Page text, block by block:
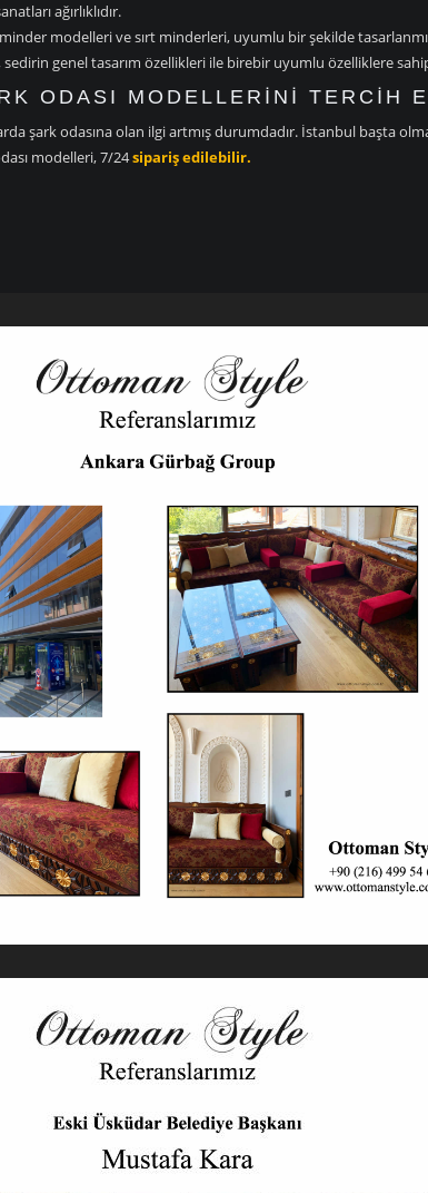
ağırlıklıdır.
minder modelleri ve sırt minderleri, uyumlu bir şekilde
sedirin genel tasarım özellikleri ile birebir uyumlu özelliklere
ODASI MODELLERINI TERCIH
şark odasına olan ilgi artmış durumdadır. İstanbul başta
modelleri, 7/24sipariş edilebilir.